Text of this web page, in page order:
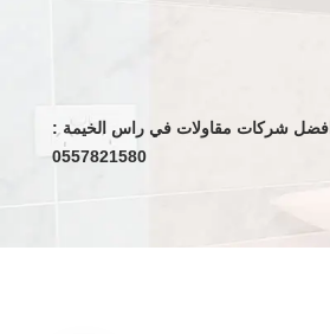
افضل شركات مقاولات في راس الخيمة :
0557821580